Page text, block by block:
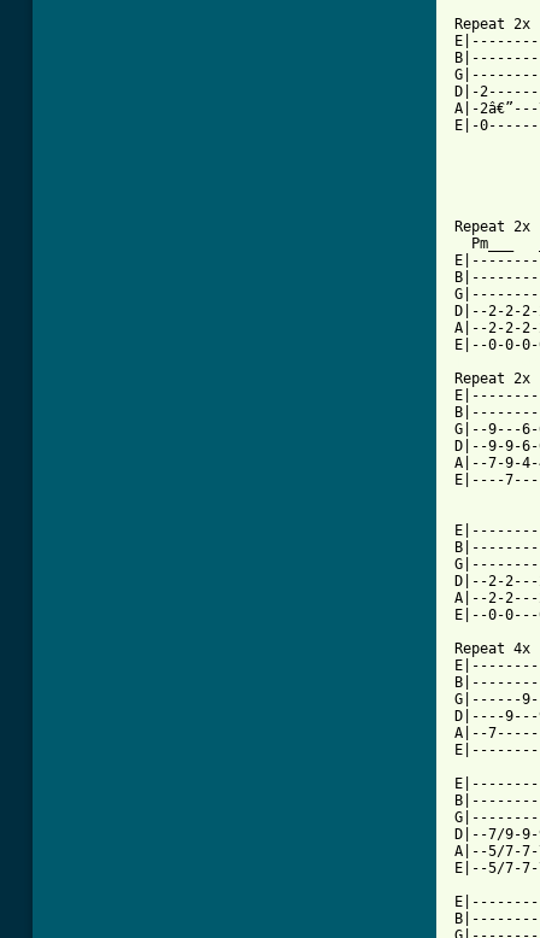
Repeat 2x
D|-
A|-
E|-
Repeat 2x
Pm___
D|--2-2-
A|--2-2-
Repeat 2x
G|--9---
D|--9-9-
A|--7-9-
E|----
D|--2-
A|--2-
E|--0-
Repeat 4x
G|------
D|----
A|--
D|--7/9-
A|--5/7-
E|--5/7-